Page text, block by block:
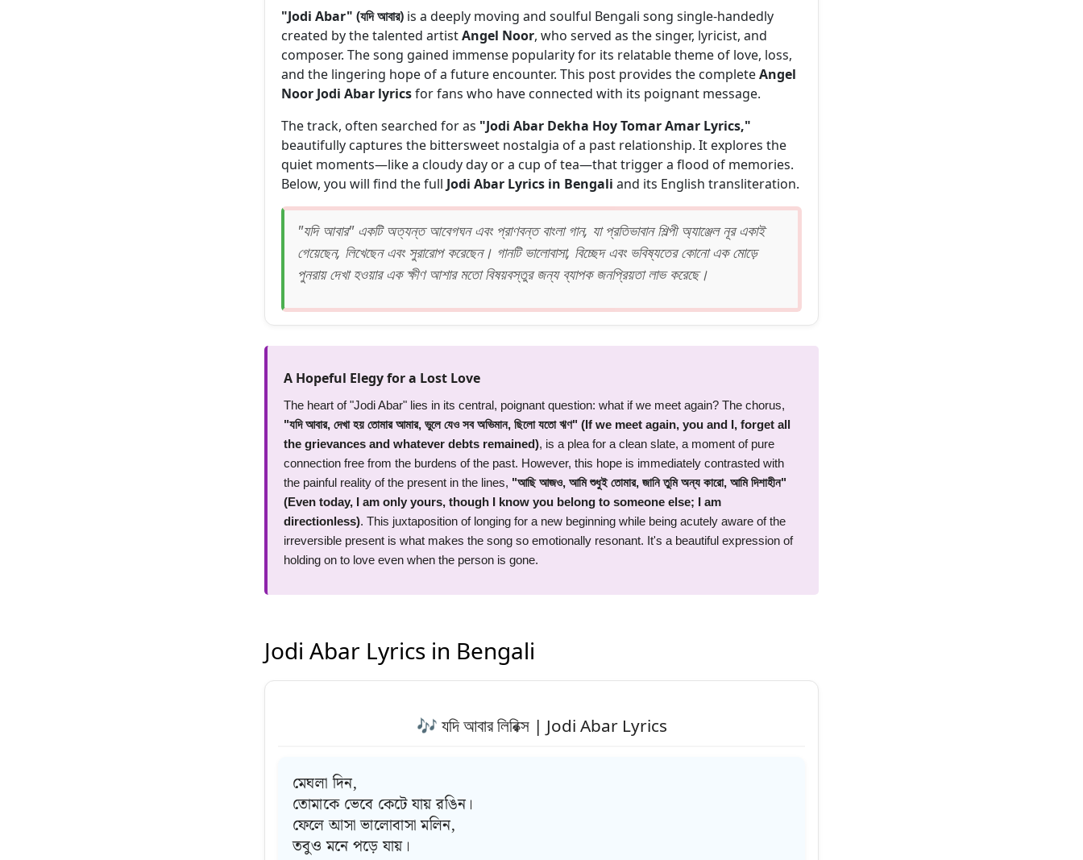
"Jodi Abar" (যদি আবার) is a deeply moving and soulful Bengali song single-handedly
created by the talented artistAngel Noor, who served as the singer, lyricist, and
composer. The song gained immense popularity for its relatable theme of love, loss,
and the lingering hope of a future encounter. This post provides the completeAngel
Noor Jodi Abar lyricsfor fans who have connected with its poignant message.
The track, often searched for as "Jodi Abar Dekha Hoy Tomar Amar Lyrics,"
beautifully captures the bittersweet nostalgia of a past relationship. It explores the
quiet moments—like a cloudy day or a cup of tea—that trigger a flood of memories.
Below, you will find the full Jodi Abar Lyrics in Bengali and its English transliteration.
"যদি আবার" একটি অত্যন্ত আবেগঘন এবং প্রাণবন্ত বাংলা গান, যা প্রতিভাবান শিল্পী অ্যাঞ্জেল নূর একাই
গেয়েছেন, লিখেছেন এবং সুরারোপ করেছেন। গানটি ভালোবাসা, বিচ্ছেদ এবং ভবিষ্যতের কোনো এক মোড়ে
পুনরায় দেখা হওয়ার এক ক্ষীণ আশার মতো বিষয়বস্তুর জন্য ব্যাপক জনপ্রিয়তা লাভ করেছে।
A Hopeful Elegy for a Lost Love
The heart of "Jodi Abar" lies in its central, poignant question: what if we meet again? The chorus,
"যদি আবার, দেখা হয় তোমার আমার, ভুলে যেও সব অভিমান, ছিলো যতো ঋণ" (If we meet again, you and I, forget all
the grievances and whatever debts remained), is a plea for a clean slate, a moment of pure
connection free from the burdens of the past. However, this hope is immediately contrasted with
the painful reality of the present in the lines, "আছি আজও, আমি শুধুই তোমার, জানি তুমি অন্য কারো, আমি দিশাহীন"
(Even today, I am only yours, though I know you belong to someone else; I am
directionless). This juxtaposition of longing for a new beginning while being acutely aware of the
irreversible present is what makes the song so emotionally resonant. It's a beautiful expression of
holding on to love even when the person is gone.
Jodi Abar Lyrics in Bengali
🎶 যদি আবার লিরিক্স | Jodi Abar Lyrics
মেঘলা দিন,
তোমাকে ভেবে কেটে যায় রঙিন।
ফেলে আসা ভালোবাসা মলিন,
তবুও মনে পড়ে যায়।